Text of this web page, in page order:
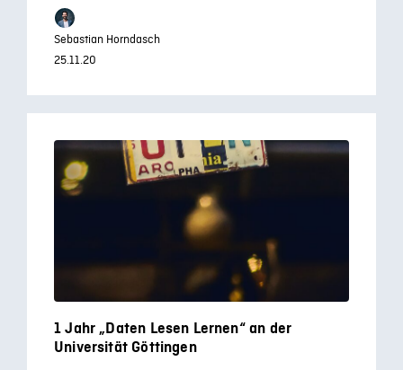
Sebastian Horndasch
25.11.20
1 Jahr „Daten Lesen Lernen“ an der
Universität Göttingen